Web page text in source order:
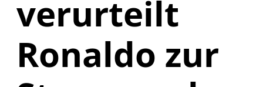
verurteilt
Ronaldo zur